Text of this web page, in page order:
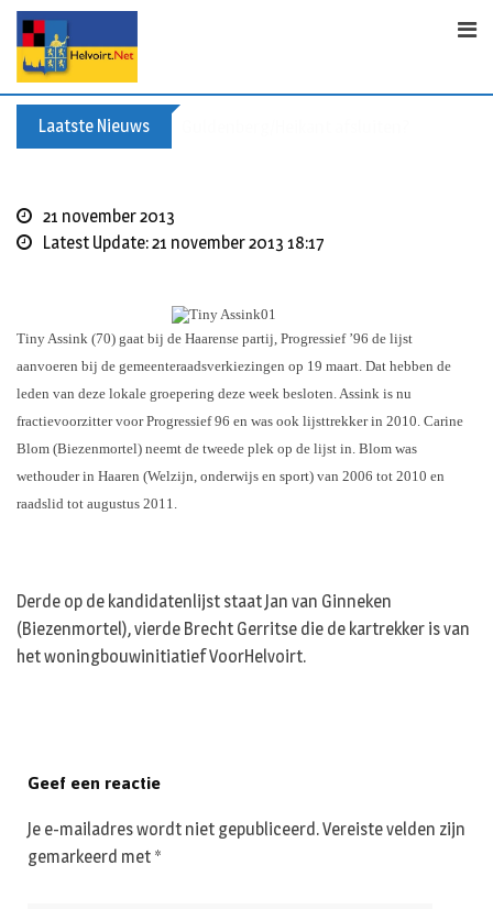
p
Laatste Nieuws
21 november 2013
Latest Update: 21 november 2013 18:17
Tiny Assink (70) gaat bij de Haarense partij, Progressief ’96 de lijst
aanvoeren bij de gemeenteraadsverkiezingen op 19 maart. Dat hebben de
leden van deze lokale groepering deze week besloten. Assink is nu
fractievoorzitter voor Progressief 96 en was ook lijsttrekker in 2010. Carine
Blom (Biezenmortel) neemt de tweede plek op de lijst in. Blom was
wethouder in Haaren (Welzijn, onderwijs en sport) van 2006 tot 2010 en
raadslid tot augustus 2011.
Derde op de kandidatenlijst staat Jan van Ginneken
(Biezenmortel), vierde Brecht Gerritse die de kartrekker is van
het woningbouwinitiatief VoorHelvoirt.
Geef een reactie
Je e-mailadres wordt niet gepubliceerd.Vereiste velden zijn
gemarkeerd met *